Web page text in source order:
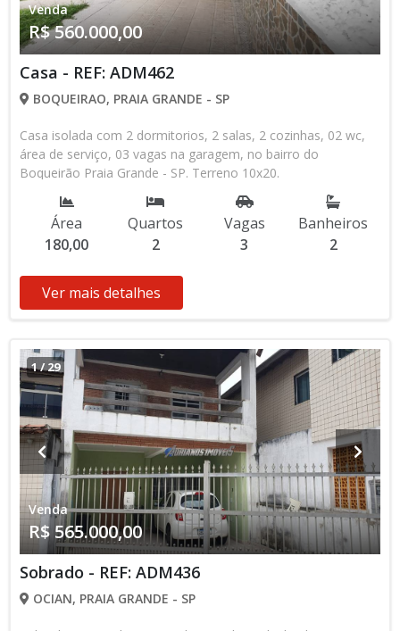
Venda
R$ 560.000,00
Casa - REF: ADM462
BOQUEIRAO, PRAIA GRANDE - SP
Casa isolada com 2 dormitorios, 2 salas, 2 cozinhas, 02 wc,
área de serviço, 03 vagas na garagem, no bairro do
Boqueirão Praia Grande - SP. Terreno 10x20.
Área
180,00
Quartos
2
Vagas
3
Banheiros
2
Ver mais detalhes
1/29
Venda
R$ 565.000,00
Sobrado - REF: ADM436
OCIAN, PRAIA GRANDE - SP